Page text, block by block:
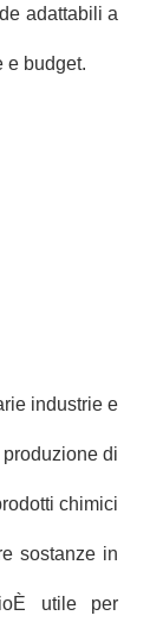
adattabili a
e budget.
industrie e
di
chimici
sostanze in
utile per